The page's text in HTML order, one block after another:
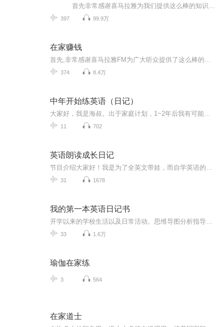
397 99.9万
在家赚钱
374 8.4万
中年开始练英语（日记）
11 702
英语朗读成长日记
31 1678
我的第一本英语日记书
33 1.6万
瑜伽在家练
3 564
在家道士